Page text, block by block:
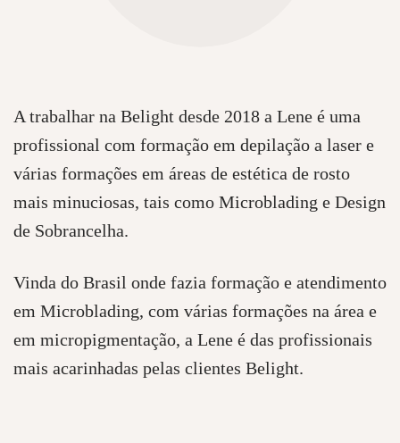
A trabalhar na Belight desde 2018 a Lene é uma
profissional com formação em depilação a laser e
várias formações em áreas de estética de rosto
mais minuciosas, tais como Microblading e Design
de Sobrancelha.
Vinda do Brasil onde fazia formação e atendimento
em Microblading, com várias formações na área e
em micropigmentação, a Lene é das profissionais
mais acarinhadas pelas clientes Belight.